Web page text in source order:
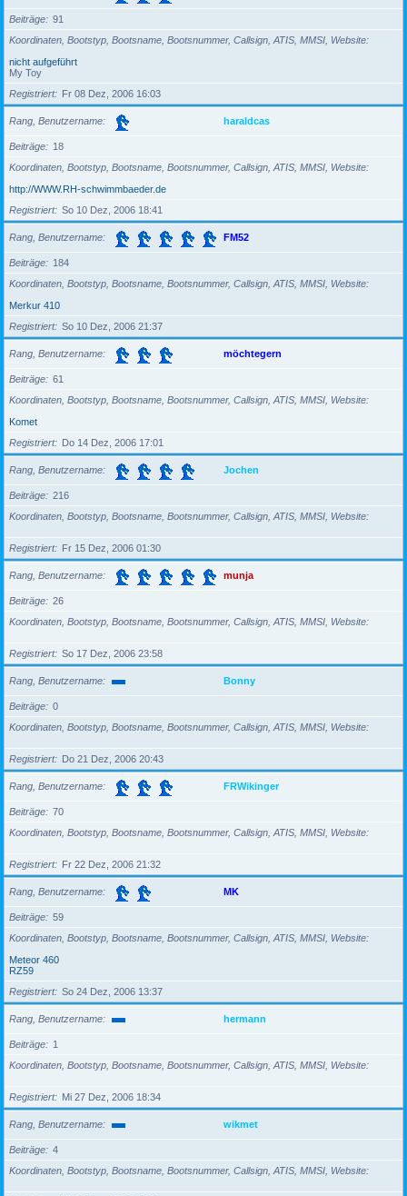
Beiträge
91
Koordinaten, Bootstyp, Bootsname, Bootsnummer, Callsign, ATIS, MMSI, Website
nicht aufgeführt
My Toy
Registriert
Fr 08 Dez, 2006 16:03
Rang, Benutzername haraldcas
Beiträge
18
Koordinaten, Bootstyp, Bootsname, Bootsnummer, Callsign, ATIS, MMSI, Website
http://WWW.RH-schwimmbaeder.de
Registriert
So 10 Dez, 2006 18:41
Rang, Benutzername FM52
Beiträge
184
Koordinaten, Bootstyp, Bootsname, Bootsnummer, Callsign, ATIS, MMSI, Website
Merkur 410
Registriert
So 10 Dez, 2006 21:37
Rang, Benutzername möchtegern
Beiträge
61
Koordinaten, Bootstyp, Bootsname, Bootsnummer, Callsign, ATIS, MMSI, Website
Komet
Registriert
Do 14 Dez, 2006 17:01
Rang, Benutzername Jochen
Beiträge
216
Koordinaten, Bootstyp, Bootsname, Bootsnummer, Callsign, ATIS, MMSI, Website
Registriert Fr 15 Dez, 2006 01:30
Rang, Benutzername munja
Beiträge
26
Koordinaten, Bootstyp, Bootsname, Bootsnummer, Callsign, ATIS, MMSI, Website
Registriert So 17 Dez, 2006 23:58
Rang, Benutzername Bonny
Beiträge
0
Koordinaten, Bootstyp, Bootsname, Bootsnummer, Callsign, ATIS, MMSI, Website
Registriert Do 21 Dez, 2006 20:43
Rang, Benutzername FRWikinger
Beiträge
70
Koordinaten, Bootstyp, Bootsname, Bootsnummer, Callsign, ATIS, MMSI, Website
Registriert Fr 22 Dez, 2006 21:32
Rang, Benutzername MK
Beiträge
59
Koordinaten, Bootstyp, Bootsname, Bootsnummer, Callsign, ATIS, MMSI, Website
Meteor 460
RZ59
Registriert
So 24 Dez, 2006 13:37
Rang, Benutzername hermann
Beiträge
1
Koordinaten, Bootstyp, Bootsname, Bootsnummer, Callsign, ATIS, MMSI, Website
Registriert Mi 27 Dez, 2006 18:34
Rang, Benutzername wikmet
Beiträge
4
Koordinaten, Bootstyp, Bootsname, Bootsnummer, Callsign, ATIS, MMSI, Website